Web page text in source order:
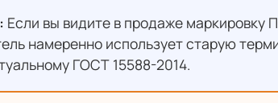
Если вы видите в продаже маркировку
намеренно использует старую
ГОСТ 15588-2014.